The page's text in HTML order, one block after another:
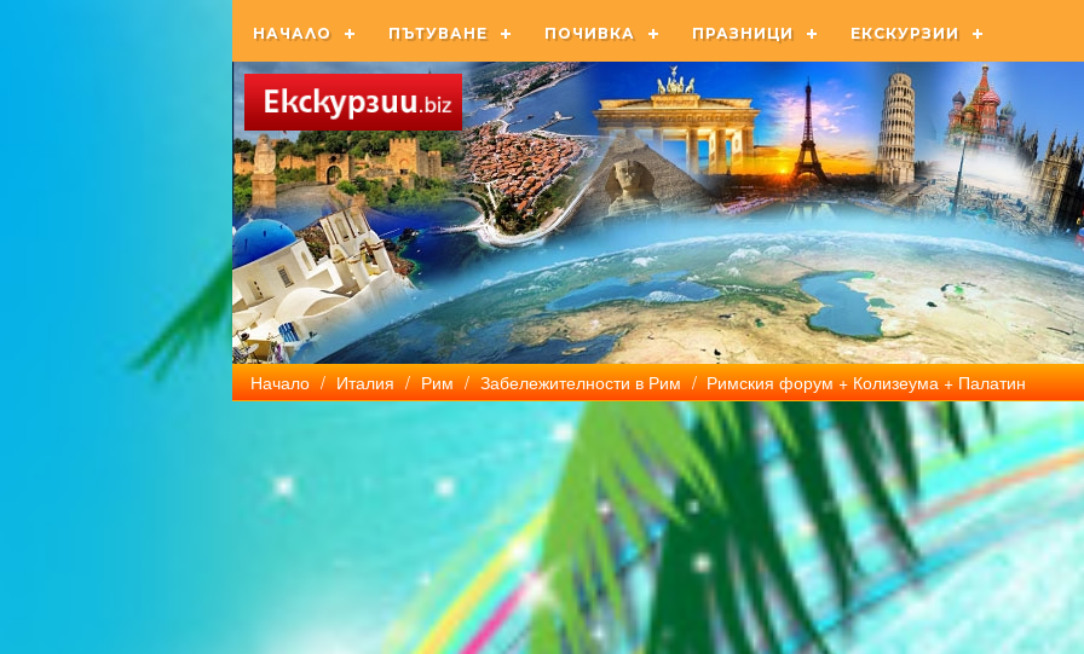
НАЧАЛО ПЪТУВАНЕ ПОЧИВКА ПРАЗНИЦИ ЕКСКУРЗИИ
Начало / Италия / Рим / Забележителности в Рим / Римския форум + Колизеума + Палатин